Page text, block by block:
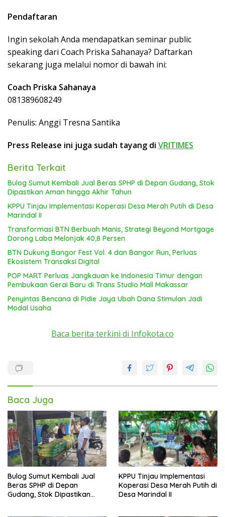
Pendaftaran
Ingin sekolah Anda mendapatkan seminar public
speaking dari Coach Priska Sahanaya? Daftarkan
sekarang juga melalui nomor di bawah ini:
Coach Priska Sahanaya
081389608249
Penulis: Anggi Tresna Santika
Press Release ini juga sudah tayang di VRITIMES
Berita Terkait
Bulog Sumut Kembali Jual Beras SPHP di Depan Gudang, Stok
Dipastikan Aman hingga Akhir Tahun
KPPU Tinjau Implementasi Koperasi Desa Merah Putih di Desa
Marindal II
Transformasi BTN Berbuah Manis, Strategi Beyond Mortgage
Dorong Laba Melonjak 40,8 Persen
BTN Dukung Bangor Fest Vol. 4 dan Bangor Run, Perluas
Ekosistem Transaksi Digital
POP MART Perluas Jangkauan ke Indonesia Timur dengan
Pembukaan Gerai Baru di Trans Studio Mall Makassar
Penyintas Bencana di Pidie Jaya Ubah Dana Stimulan Jadi
Modal Usaha
Baca berita terkini di Infokota.co
Baca Juga
Bulog Sumut Kembali Jual
Beras SPHP di Depan
Gudang, Stok Dipastikan
KPPU Tinjau Implementasi
Koperasi Desa Merah Putih di
Desa Marindal II